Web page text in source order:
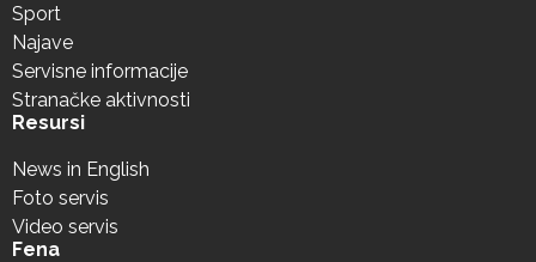
Sport
Najave
Servisne informacije
Stranačke aktivnosti
Resursi
News in English
Foto servis
Video servis
Fena